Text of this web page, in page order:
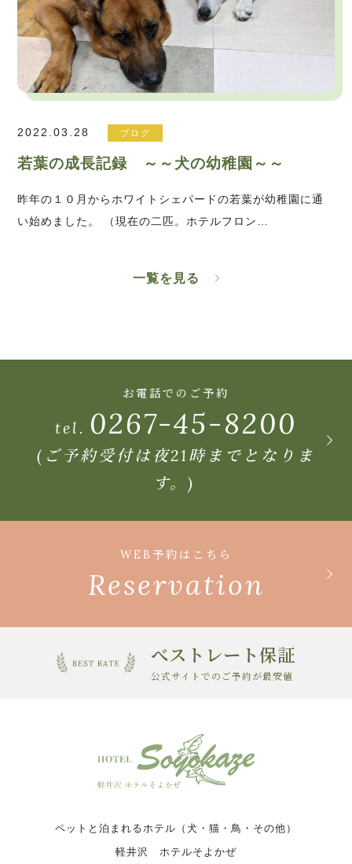
2022.03.28 ブログ
若葉の成長記録 ～～犬の幼稚園～～
昨年の１０月からホワイトシェパードの若葉が幼稚園に通
い始めました。 （現在の二匹。ホテルフロン…
一覧を見る
お電話でのご予約
tel. 0267-45-8200
(ご予約受付は夜21時までとなりま
す。)
WEB予約はこちら
Reservation
べストレート保証
公式サイトでのご予約が最安値
ペットと泊まれるホテル（犬・猫・鳥・その他）
軽井沢 ホテルそよかぜ